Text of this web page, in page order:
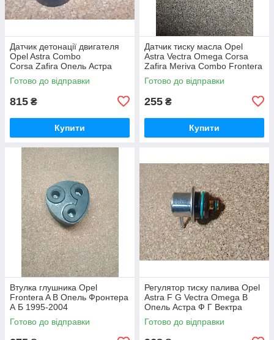
Датчик детонації двигателя
Opel Astra Combo
Corsa Zafira Опель Астра
Комбо Корса Зафіра Зафира
Готово до відправки
815 ₴
Купити
Датчик тиску масла Opel
Astra Vectra Omega Corsa
Zafira Meriva Combo Frontera
Опель Фронтера Астра
Вектра Омега Корса Зафіра
Готово до відправки
255 ₴
Купити
Втулка глушника Opel
Frontera A B Опель Фронтера
А Б 1995-2004
Готово до відправки
Регулятор тиску палива Opel
Astra F G Vectra Omega B
Опель Астра Ф Г Вектра
Омега
Готово до відправки